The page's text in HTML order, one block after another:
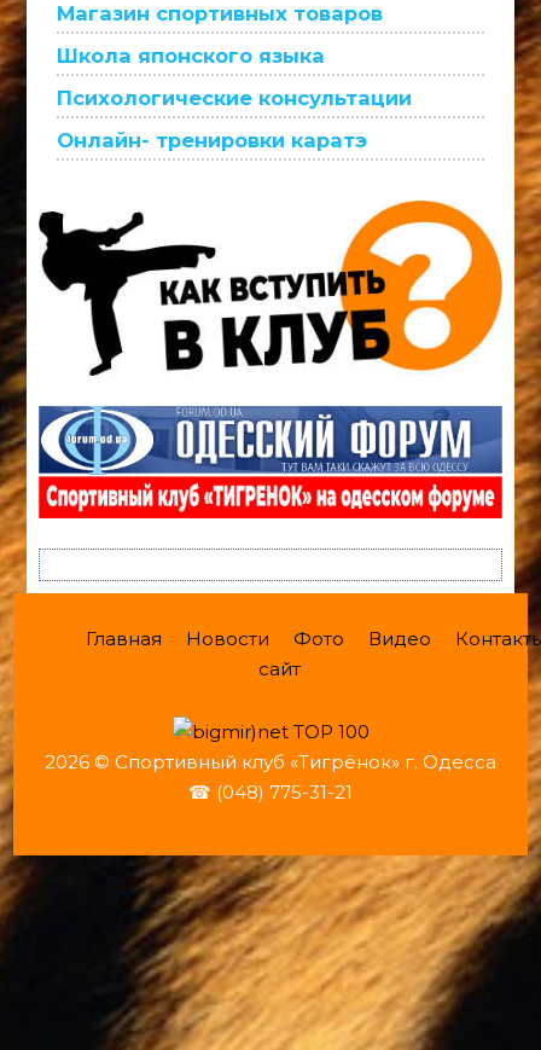
Магазин спортивных товаров
Школа японского языка
Психологические консультации
Онлайн- тренировки каратэ
Главная Новости Фото Видео
сайт
2026 © Спортивный клуб «Тигрёнок» г. Одесса
☎ (048) 775-31-21